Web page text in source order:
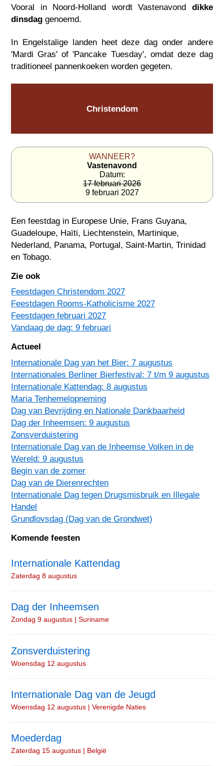
Vooral in Noord-Holland wordt Vastenavond dikke
dinsdag genoemd.
In Engelstalige landen heet deze dag onder andere
'Mardi Gras' of 'Pancake Tuesday', omdat deze dag
traditioneel pannenkoeken worden gegeten.
Christendom
WANNEER?
Vastenavond
Datum:
17 februari 2026
9 februari 2027
Een feestdag in Europese Unie, Frans Guyana,
Guadeloupe, Haïti, Liechtenstein, Martinique,
Nederland, Panama, Portugal, Saint-Martin,Trinidad
en Tobago.
Zie ook
Feestdagen Christendom 2027
Feestdagen Rooms-Katholicisme 2027
Feestdagen februari 2027
Vandaag de dag: 9 februari
Actueel
Internationale Dag van het Bier: 7 augustus
Internationales Berliner Bierfestival: 7 t/m 9 augustus
Internationale Kattendag: 8 augustus
Maria Tenhemelopneming
Dag van Bevrijding en Nationale Dankbaarheid
Dag der Inheemsen: 9 augustus
Zonsverduistering
Internationale Dag van de Inheemse Volken in de
Wereld: 9 augustus
Begin van de zomer
Dag van de Dierenrechten
Internationale Dag tegen Drugsmisbruik en Illegale
Handel
Grundlovsdag (Dag van de Grondwet)
Komende feesten
Internationale Kattendag
Zaterdag 8 augustus
Dag der Inheemsen
Zondag 9 augustus | Suriname
Zonsverduistering
Woensdag 12 augustus
Internationale Dag van de Jeugd
Woensdag 12 augustus | Verenigde Naties
Moederdag
Zaterdag 15 augustus | België